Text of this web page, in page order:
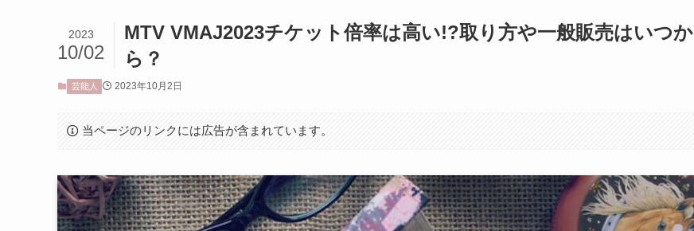
MTV VMAJ2023チケット倍率は高い!?取り方や一般販売はいつか
ら？
2023
10/02
芸能人 2023年10月2日
当ページのリンクには広告が含まれています。